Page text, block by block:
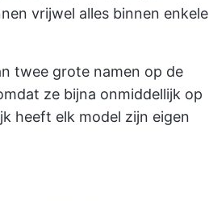
vrijwel alles binnen enkele
twee grote namen op de
ze bijna onmiddellijk op
heeft elk model zijn eigen